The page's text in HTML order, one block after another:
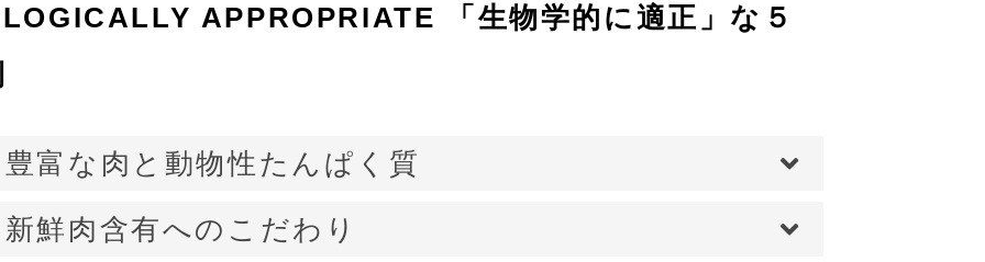
APPROPRIATE
「生物学的に適正」な５
富な肉と動物性たんぱく質
鮮肉含有へのこだわり